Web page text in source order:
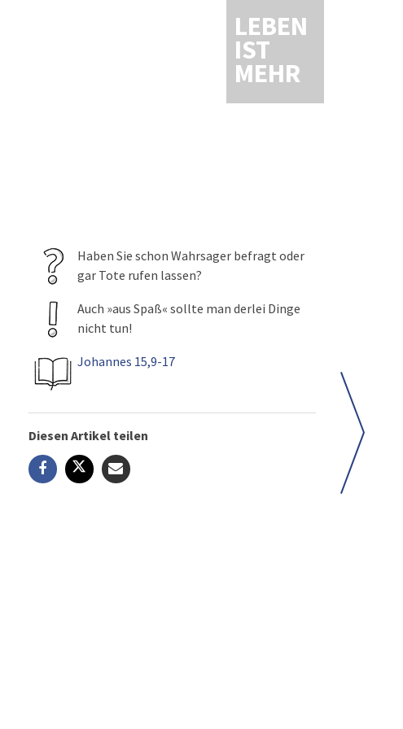
LEBEN
IST
MEHR
Haben Sie schon Wahrsager befragt oder
gar Tote rufen lassen?
Auch »aus Spaß« sollte man derlei Dinge
nicht tun!
Johannes 15,9-17
Diesen Artikel teilen